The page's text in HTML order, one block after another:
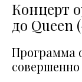
Концерт
до Queen
Программа